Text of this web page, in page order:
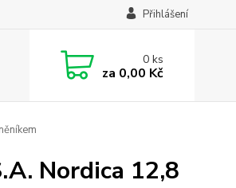
Přihlášení
0ks
za 0,00 Kč
Nordica 12,8